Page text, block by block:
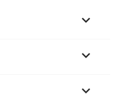


